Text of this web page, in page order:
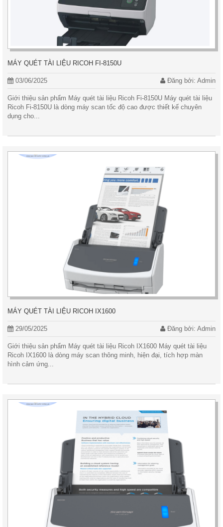
MÁY QUÉT TÀI LIỆU RICOH FI-8150U
03/06/2025 Đăng bởi: Admin
Giới thiệu sản phẩm Máy quét tài liệu Ricoh Fi-8150U Máy quét tài liệu
Ricoh Fi-8150U là dòng máy scan tốc độ cao được thiết kế chuyên
dụng cho...
MÁY QUÉT TÀI LIỆU RICOH IX1600
29/05/2025 Đăng bởi: Admin
Giới thiệu sản phẩm Máy quét tài liệu Ricoh IX1600 Máy quét tài liệu
Ricoh IX1600 là dòng máy scan thông minh, hiện đại, tích hợp màn
hình cảm ứng...